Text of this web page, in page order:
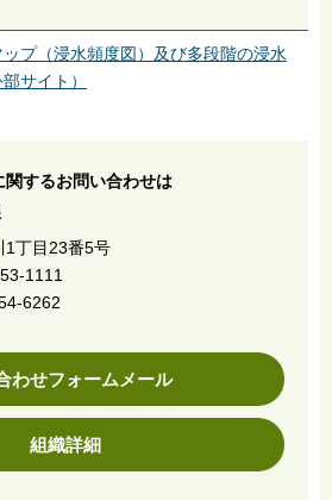
プ（浸水頻度図）及び多段階の浸水
サイト）
関するお問い合わせは
1丁目23番5号
1111
6262
わせフォームメール
組織詳細